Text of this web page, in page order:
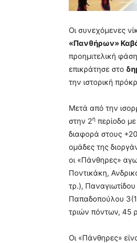
Οι συνεχόμενες
«Πανθήρων»
προημιτελική
επικράτησε στο
την ιστορική
Μετά από την
στην 2η περίοδο
διαφορά στους
ομάδες της
οι «Πάνθηρες»
Ποντικάκη,
τρ.),
Παπαδοπούλου 3(1
τριών πόντων, 45
Οι «Πάνθηρες»